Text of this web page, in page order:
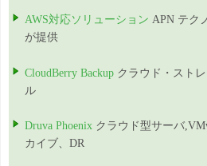
AWS対応ソリューション APN テク
が提供
CloudBerry Backup クラウド・スト
ル
Druva Phoenix クラウド型サーバ
カイブ、DR